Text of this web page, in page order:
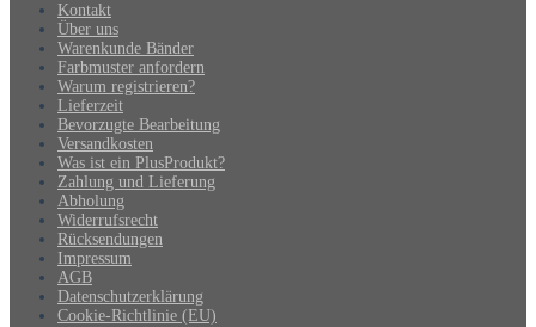
Kontakt
Über uns
Warenkunde Bänder
Farbmuster anfordern
Warum registrieren?
Lieferzeit
Bevorzugte Bearbeitung
Versandkosten
Was ist ein PlusProdukt?
Zahlung und Lieferung
Abholung
Widerrufsrecht
Rücksendungen
Impressum
AGB
Datenschutzerklärung
Cookie-Richtlinie (EU)